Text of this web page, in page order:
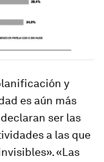
y
es aún más
ser las
a las que
«Las